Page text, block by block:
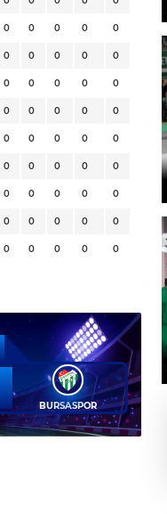
0 0 0 0 0
0 0 0 0 0
0 0 0 0 0
0 0 0 0 0
0 0 0 0 0
0 0 0 0 0
0 0 0 0 0
0 0 0 0 0
0 0 0 0 0
BURSASPOR